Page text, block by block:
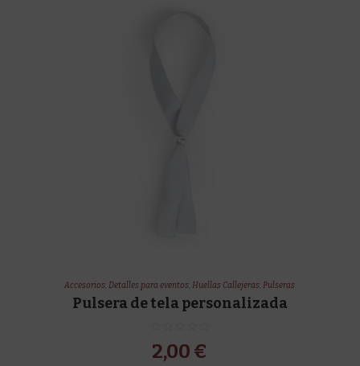
Accesorios,Detalles para eventos,Huellas Callejeras,Pulseras
Pulsera de tela personalizada
2,00 €